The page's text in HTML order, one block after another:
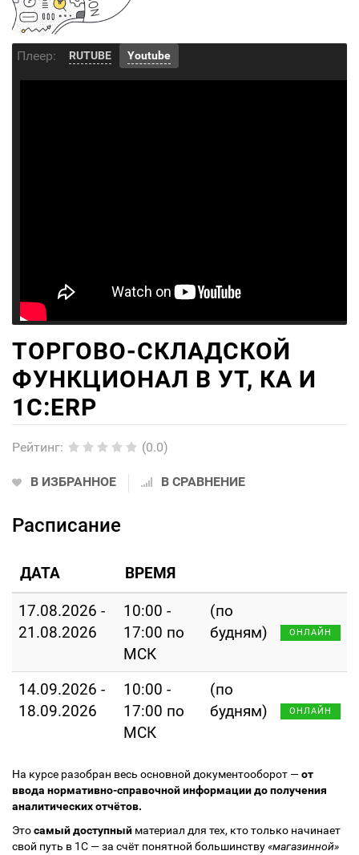
Плеер: RUTUBE Youtube
ТОРГОВО-СКЛАДСКОЙ
ФУНКЦИОНАЛ В УТ, КА И
1С:ERP
Рейтинг: (0.0)
В ИЗБРАННОЕ В СРАВНЕНИЕ
Расписание
ДАТА ВРЕМЯ
17.08.2026 -
21.08.2026
10:00 -
17:00 по
МСК
(по
будням)
ОНЛАЙН
14.09.2026 -
18.09.2026
10:00 -
17:00 по
МСК
(по
будням)
ОНЛАЙН
На курсе разобран весь основной документооборот —от
ввода нормативно-справочной информации до получения
аналитических отчётов.
Этосамый доступный материал для тех, кто только начинает
свой путь в 1С — за счёт понятной большинству«магазинной»